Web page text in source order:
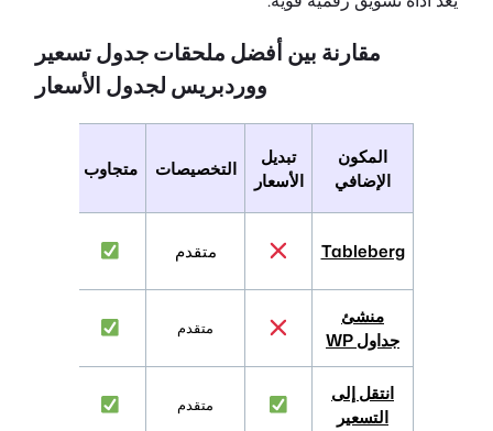
مقارنة بين أفضل ملحقات جدول تسعير
ووردبريس لجدول الأسعار
المكون
الإضافي
تبديل
الأسعار
التخصيصات متجاوب
Tableberg متقدم
منشئ
جداول WP
متقدم
انتقل إلى
التسعير
متقدم